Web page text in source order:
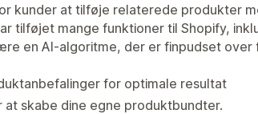
kunder at tilføje relaterede produkter
tilføjet mange funktioner til Shopify,
en AI-algoritme, der er finpudset over
for optimale resultat
skabe dine egne produktbundter.